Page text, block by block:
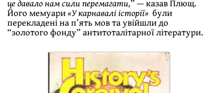
це давало нам сили перемагати,” — казав Плющ.
Його мемуари«У карнавалі історії» були
перекладені на п’ять мов та увійшли до
“золотого фонду” антитоталітарної літератури.